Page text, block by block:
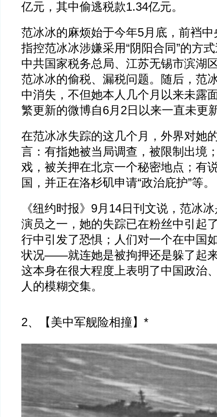
亿元，其中偷逃税款1.34亿元。
范冰冰的麻烦始于今年5月底，前裆
指控范冰冰涉嫌采用“阴阳合同”的方
中共国家税务总局、江苏无锡市滨湖
范冰冰的偷税、漏税问题。随后，范
中消失，不但她本人几个月以来未露
繁更新的微博自6月2日以来一直未更
在范冰冰失踪的这几个月，外界对她
言：有指她被当局调查，被限制出境
戏，被关押在北京一个秘密地点；有
国，并正在洛杉矶申请“政治庇护”等。
《纽约时报》9月14日刊文说，范冰
演员之一，她的失踪已在粉丝中引起
行中引发了恐惧；人们对一个在中国
状况——就连她是被拘押还是躲了起
这本身在很大程度上表明了中国政治
人的模糊交集。
2、【美中军舰险相撞】*